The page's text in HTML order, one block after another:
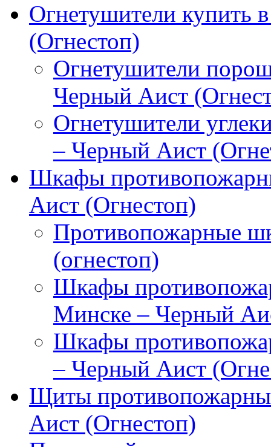
Огнетушители
(Огнестоп)
Огнетушители
Черный Аист
Огнетушители
– Черный Аист
Шкафы
Аист (Огнестоп)
Противопожарные
(огнестоп)
Шкафы
Минске – Черный
Шкафы
– Черный Аист
Щиты
Аист (Огнестоп)